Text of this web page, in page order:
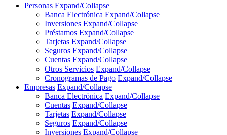
Personas Expand/Collapse
Banca Electrónica Expand/Collapse
Inversiones Expand/Collapse
Préstamos Expand/Collapse
Tarjetas Expand/Collapse
Seguros Expand/Collapse
Cuentas Expand/Collapse
Otros Servicios Expand/Collapse
Cronogramas de Pago Expand/Collapse
Empresas Expand/Collapse
Banca Electrónica Expand/Collapse
Cuentas Expand/Collapse
Tarjetas Expand/Collapse
Seguros Expand/Collapse
Inversiones Expand/Collapse